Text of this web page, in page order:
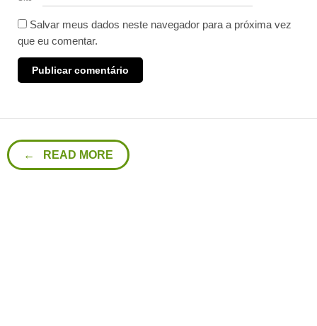
Salvar meus dados neste navegador para a próxima vez
que eu comentar.
← READ MORE